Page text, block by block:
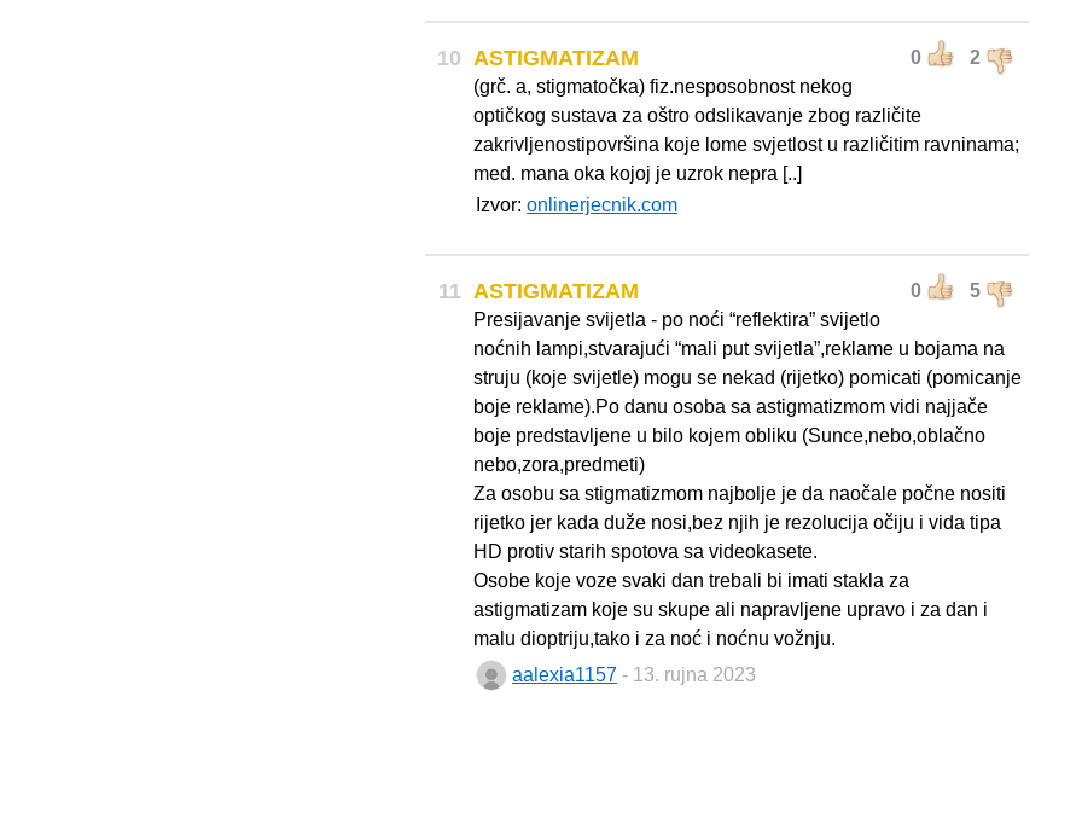
10 0 2
ASTIGMATIZAM
(grč. a, stigmatočka) fiz.nesposobnost nekog
optičkog sustava za oštro odslikavanje zbog različite
zakrivljenostipovršina koje lome svjetlost u različitim ravninama;
med. mana oka kojoj je uzrok nepra [..]
Izvor: onlinerjecnik.com
11 0 5
ASTIGMATIZAM
Presijavanje svijetla - po noći “reflektira” svijetlo
noćnih lampi,stvarajući “mali put svijetla”,reklame u bojama na
struju (koje svijetle) mogu se nekad (rijetko) pomicati (pomicanje
boje reklame).Po danu osoba sa astigmatizmom vidi najjače
boje predstavljene u bilo kojem obliku (Sunce,nebo,oblačno
nebo,zora,predmeti)
Za osobu sa stigmatizmom najbolje je da naočale počne nositi
rijetko jer kada duže nosi,bez njih je rezolucija očiju i vida tipa
HD protiv starih spotova sa videokasete.
Osobe koje voze svaki dan trebali bi imati stakla za
astigmatizam koje su skupe ali napravljene upravo i za dan i
malu dioptriju,tako i za noć i noćnu vožnju.
aalexia1157 - 13. rujna 2023